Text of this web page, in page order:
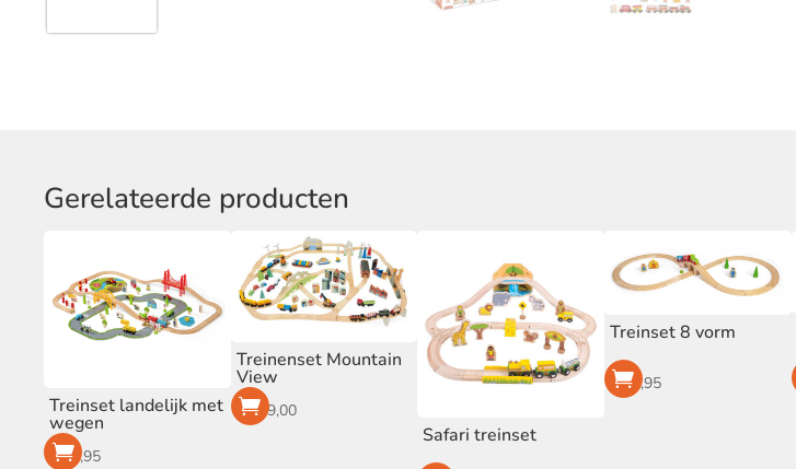
Gerelateerde producten
Treinset landelijk met
wegen
€84,95
Treinenset Mountain
View
€199,00
Safari treinset
Treinset 8 vorm
€34,95